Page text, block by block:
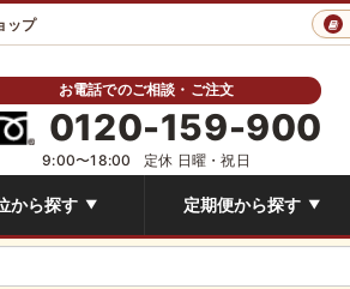
ップ
お電話でのご相談・ご注文
0120-159-900
9:00〜18:00 定休 日曜・祝日
から探す ▼ 定期便から探す ▼